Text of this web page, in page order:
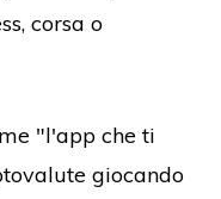
corsa o
"l'app che ti
giocando